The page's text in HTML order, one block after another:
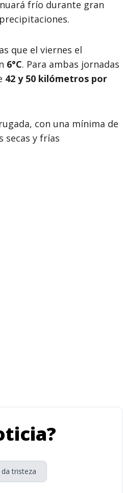
frío durante gran
que el viernes el
6°C. Para ambas jornadas
42 y 50 kilómetros por
con una mínima de
secas y frías
tristeza